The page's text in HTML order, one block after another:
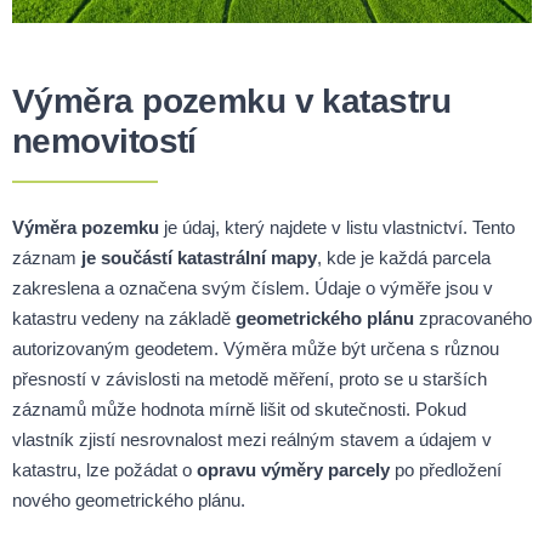
Výměra pozemku v katastru
nemovitostí
Výměra pozemku je údaj, který najdete v listu vlastnictví. Tento
záznam je součástí katastrální mapy, kde je každá parcela
zakreslena a označena svým číslem. Údaje o výměře jsou v
katastru vedeny na základě geometrického plánu zpracovaného
autorizovaným geodetem. Výměra může být určena s různou
přesností v závislosti na metodě měření, proto se u starších
záznamů může hodnota mírně lišit od skutečnosti. Pokud
vlastník zjistí nesrovnalost mezi reálným stavem a údajem v
katastru, lze požádat o opravu výměry parcely po předložení
nového geometrického plánu.